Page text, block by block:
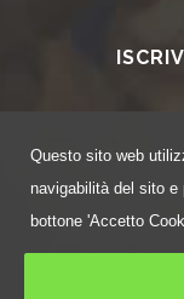
Questo sito web
navigabilità del sito
bottone 'Accetto